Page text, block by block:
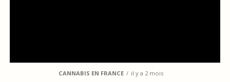
CANNABIS EN FRANCE il y a 2 mois